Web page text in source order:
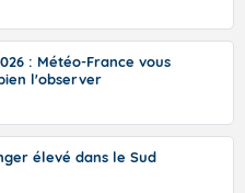
: Météo-France vous
l'observer
élevé dans le Sud